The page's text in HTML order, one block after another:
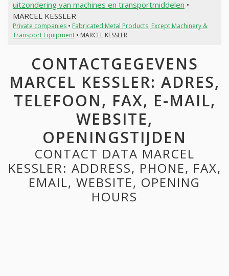
uitzondering van machines en transportmiddelen •
MARCEL KESSLER
Private companies• Fabricated Metal Products, Except Machinery &
Transport Equipment• MARCEL KESSLER
CONTACTGEGEVENS
MARCEL KESSLER: ADRES,
TELEFOON, FAX, E-MAIL,
WEBSITE,
OPENINGSTIJDEN
CONTACT DATA MARCEL
KESSLER: ADDRESS, PHONE, FAX,
EMAIL, WEBSITE, OPENING
HOURS